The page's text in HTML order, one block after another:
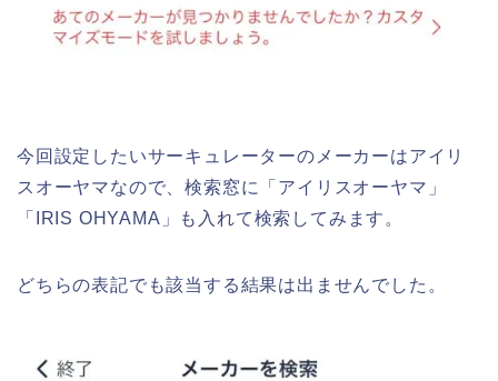
今回設定したいサーキュレーターのメーカーはアイリ
スオーヤマなので、検索窓に「アイリスオーヤマ」
「IRIS OHYAMA」も入れて検索してみます。
どちらの表記でも該当する結果は出ませんでした。